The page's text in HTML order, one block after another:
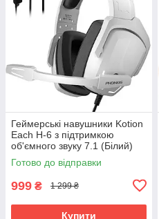
Геймерські навушники Kotion
Each H-6 з підтримкою
об'ємного звуку 7.1 (Білий)
Готово до відправки
999 ₴ 1 299 ₴
Купити